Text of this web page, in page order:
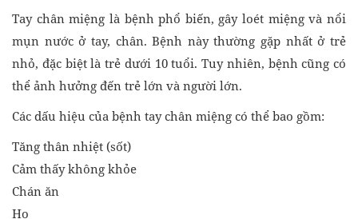
Tay chân miệng là bệnh phổ biến, gây loét miệng và nổi
mụn nước ở tay, chân. Bệnh này thường gặp nhất ở trẻ
nhỏ, đặc biệt là trẻ dưới 10 tuổi. Tuy nhiên, bệnh cũng có
thể ảnh hưởng đến trẻ lớn và người lớn.
Các dấu hiệu của bệnh tay chân miệng có thể bao gồm:
Tăng thân nhiệt (sốt)
Cảm thấy không khỏe
Chán ăn
Ho